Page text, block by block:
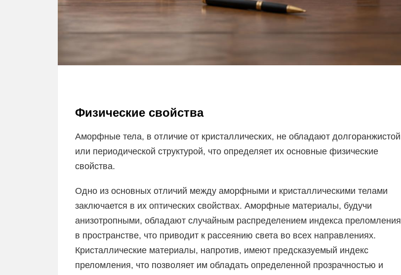
Физические свойства
Аморфные тела, в отличие от кристаллических, не обладают долгоранжистой
или периодической структурой, что определяет их основные физические
свойства.
Одно из основных отличий между аморфными и кристаллическими телами
заключается в их оптических свойствах. Аморфные материалы, будучи
анизотропными, обладают случайным распределением индекса преломления
в пространстве, что приводит к рассеянию света во всех направлениях.
Кристаллические материалы, напротив, имеют предсказуемый индекс
преломления, что позволяет им обладать определенной прозрачностью и